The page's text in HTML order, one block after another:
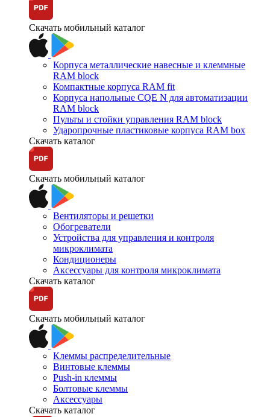
Скачать мобильный каталог
Корпуса металлические навесные и клеммные
RAM block
Компактные корпуса RAM fit
Корпуса напольные CQE N для автоматизации
RAM block
Пульты и стойки управления RAM block
Ударопрочные пластиковые корпуса RAM box
Скачать каталог
Скачать мобильный каталог
Вентиляторы и решетки
Обогреватели
Устройства для управления и контроля
микроклимата
Кондиционеры
Аксессуары для контроля микроклимата
Скачать каталог
Скачать мобильный каталог
Клеммы распределительные
Винтовые клеммы
Push-in клеммы
Болтовые клеммы
Аксессуары
Скачать каталог